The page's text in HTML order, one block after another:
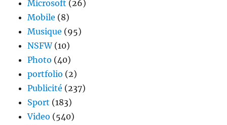
Microsoft (26)
Mobile (8)
Musique (95)
NSFW(10)
Photo (40)
portfolio (2)
Publicité (237)
Sport (183)
Video (540)